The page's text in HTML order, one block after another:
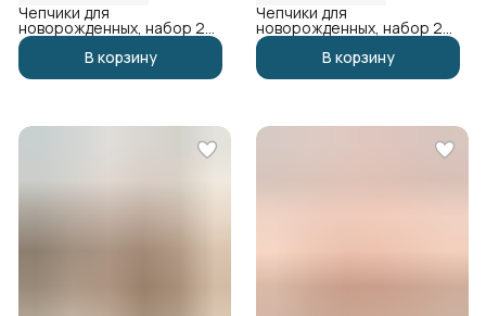
Чепчики для
новорожденных, набор 2
шт
В корзину
Чепчики для
новорожденных, набор 2
шт
В корзину